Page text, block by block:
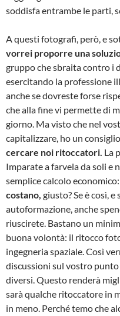
soddisfa entrambe le parti,
A questi fotografi, però, e
vorrei proporre una
gruppo che sbraita contro i
esercitando la professione
anche se dovreste forse
che alla fine vi permette di
giorno. Ma visto che nel
capitalizzare, ho un
cercare noi ritoccatori. La
Imparate a farvela da soli e
semplice calcolo economico:
costano, giusto? Se è così,
autoformazione, anche
riuscirete. Bastano un
buona volontà: il ritocco
ingegneria spaziale. Così
discussioni sul vostro
diversi. Questo renderà
sarà qualche ritoccatore in
in meno. Perché temo che